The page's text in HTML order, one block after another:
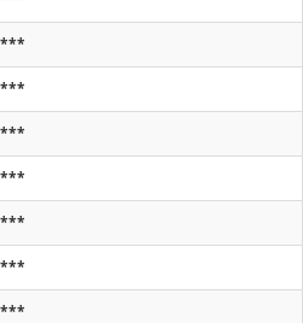
***
***
***
***
***
***
***